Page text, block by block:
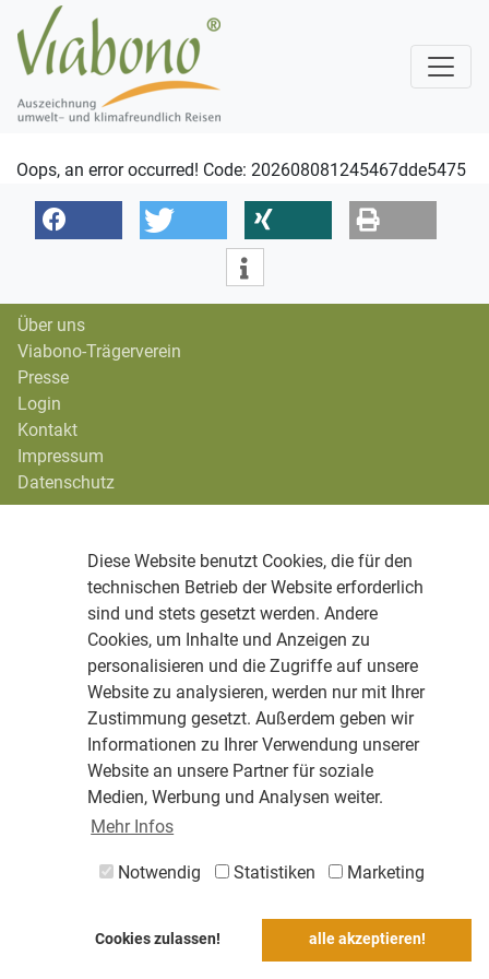
Diese Website benutzt Cookies, die für den
technischen Betrieb der Website erforderlich
sind und stets gesetzt werden. Andere
Cookies, um Inhalte und Anzeigen zu
personalisieren und die Zugriffe auf unsere
Website zu analysieren, werden nur mit Ihrer
Zustimmung gesetzt. Außerdem geben wir
Informationen zu Ihrer Verwendung unserer
Website an unsere Partner für soziale
Medien, Werbung und Analysen weiter.
Mehr Infos
Notwendig Statistiken Marketing
Cookies zulassen! alle akzeptieren!
Oops, an error occurred! Code: 202608081245467dde5475
Über uns
Viabono-Trägerverein
Presse
Login
Kontakt
Impressum
Datenschutz